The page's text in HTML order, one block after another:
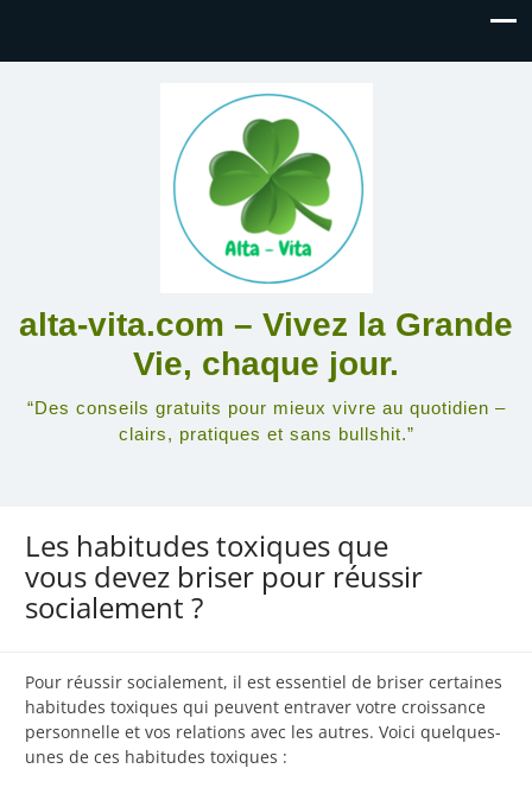
alta-vita.com – Vivez la Grande
Vie, chaque jour.
“Des conseils gratuits pour mieux vivre au quotidien –
clairs, pratiques et sans bullshit.”
Les habitudes toxiques que
vous devez briser pour réussir
socialement ?
Pour réussir socialement, il est essentiel de briser certaines
habitudes toxiques qui peuvent entraver votre croissance
personnelle et vos relations avec les autres. Voici quelques-
unes de ces habitudes toxiques :